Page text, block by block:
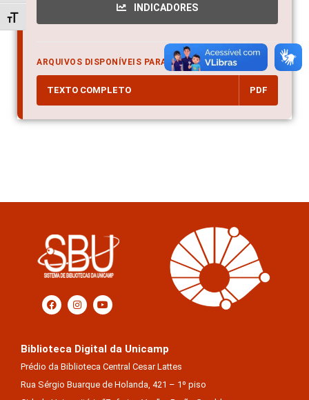
Alternar tamanho da fonte
INDICADORES
ARQUIVOS DISPONÍVEIS PARA DOWNLOAD
TEXTO COMPLETO PDF
Biblioteca Digital da Unicamp
Prédio da Biblioteca Central Cesar Lattes
Rua Sérgio Buarque de Holanda, 421 – 1º piso